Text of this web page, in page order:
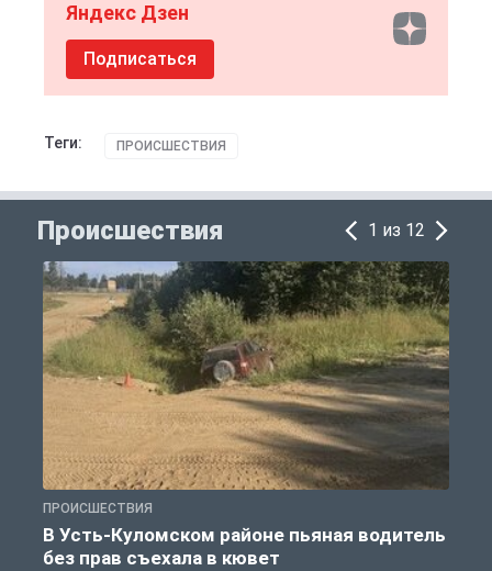
Яндекс Дзен
Подписаться
Теги: ПРОИСШЕСТВИЯ
Происшествия 1 из 12
ПРОИСШЕСТВИЯ
В Усть-Куломском районе пьяная водитель
без прав съехала в кювет